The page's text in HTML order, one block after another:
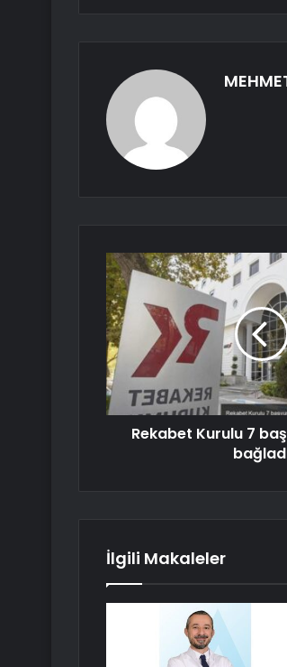
Rekabet Kurulu 7
İlgili Makaleler